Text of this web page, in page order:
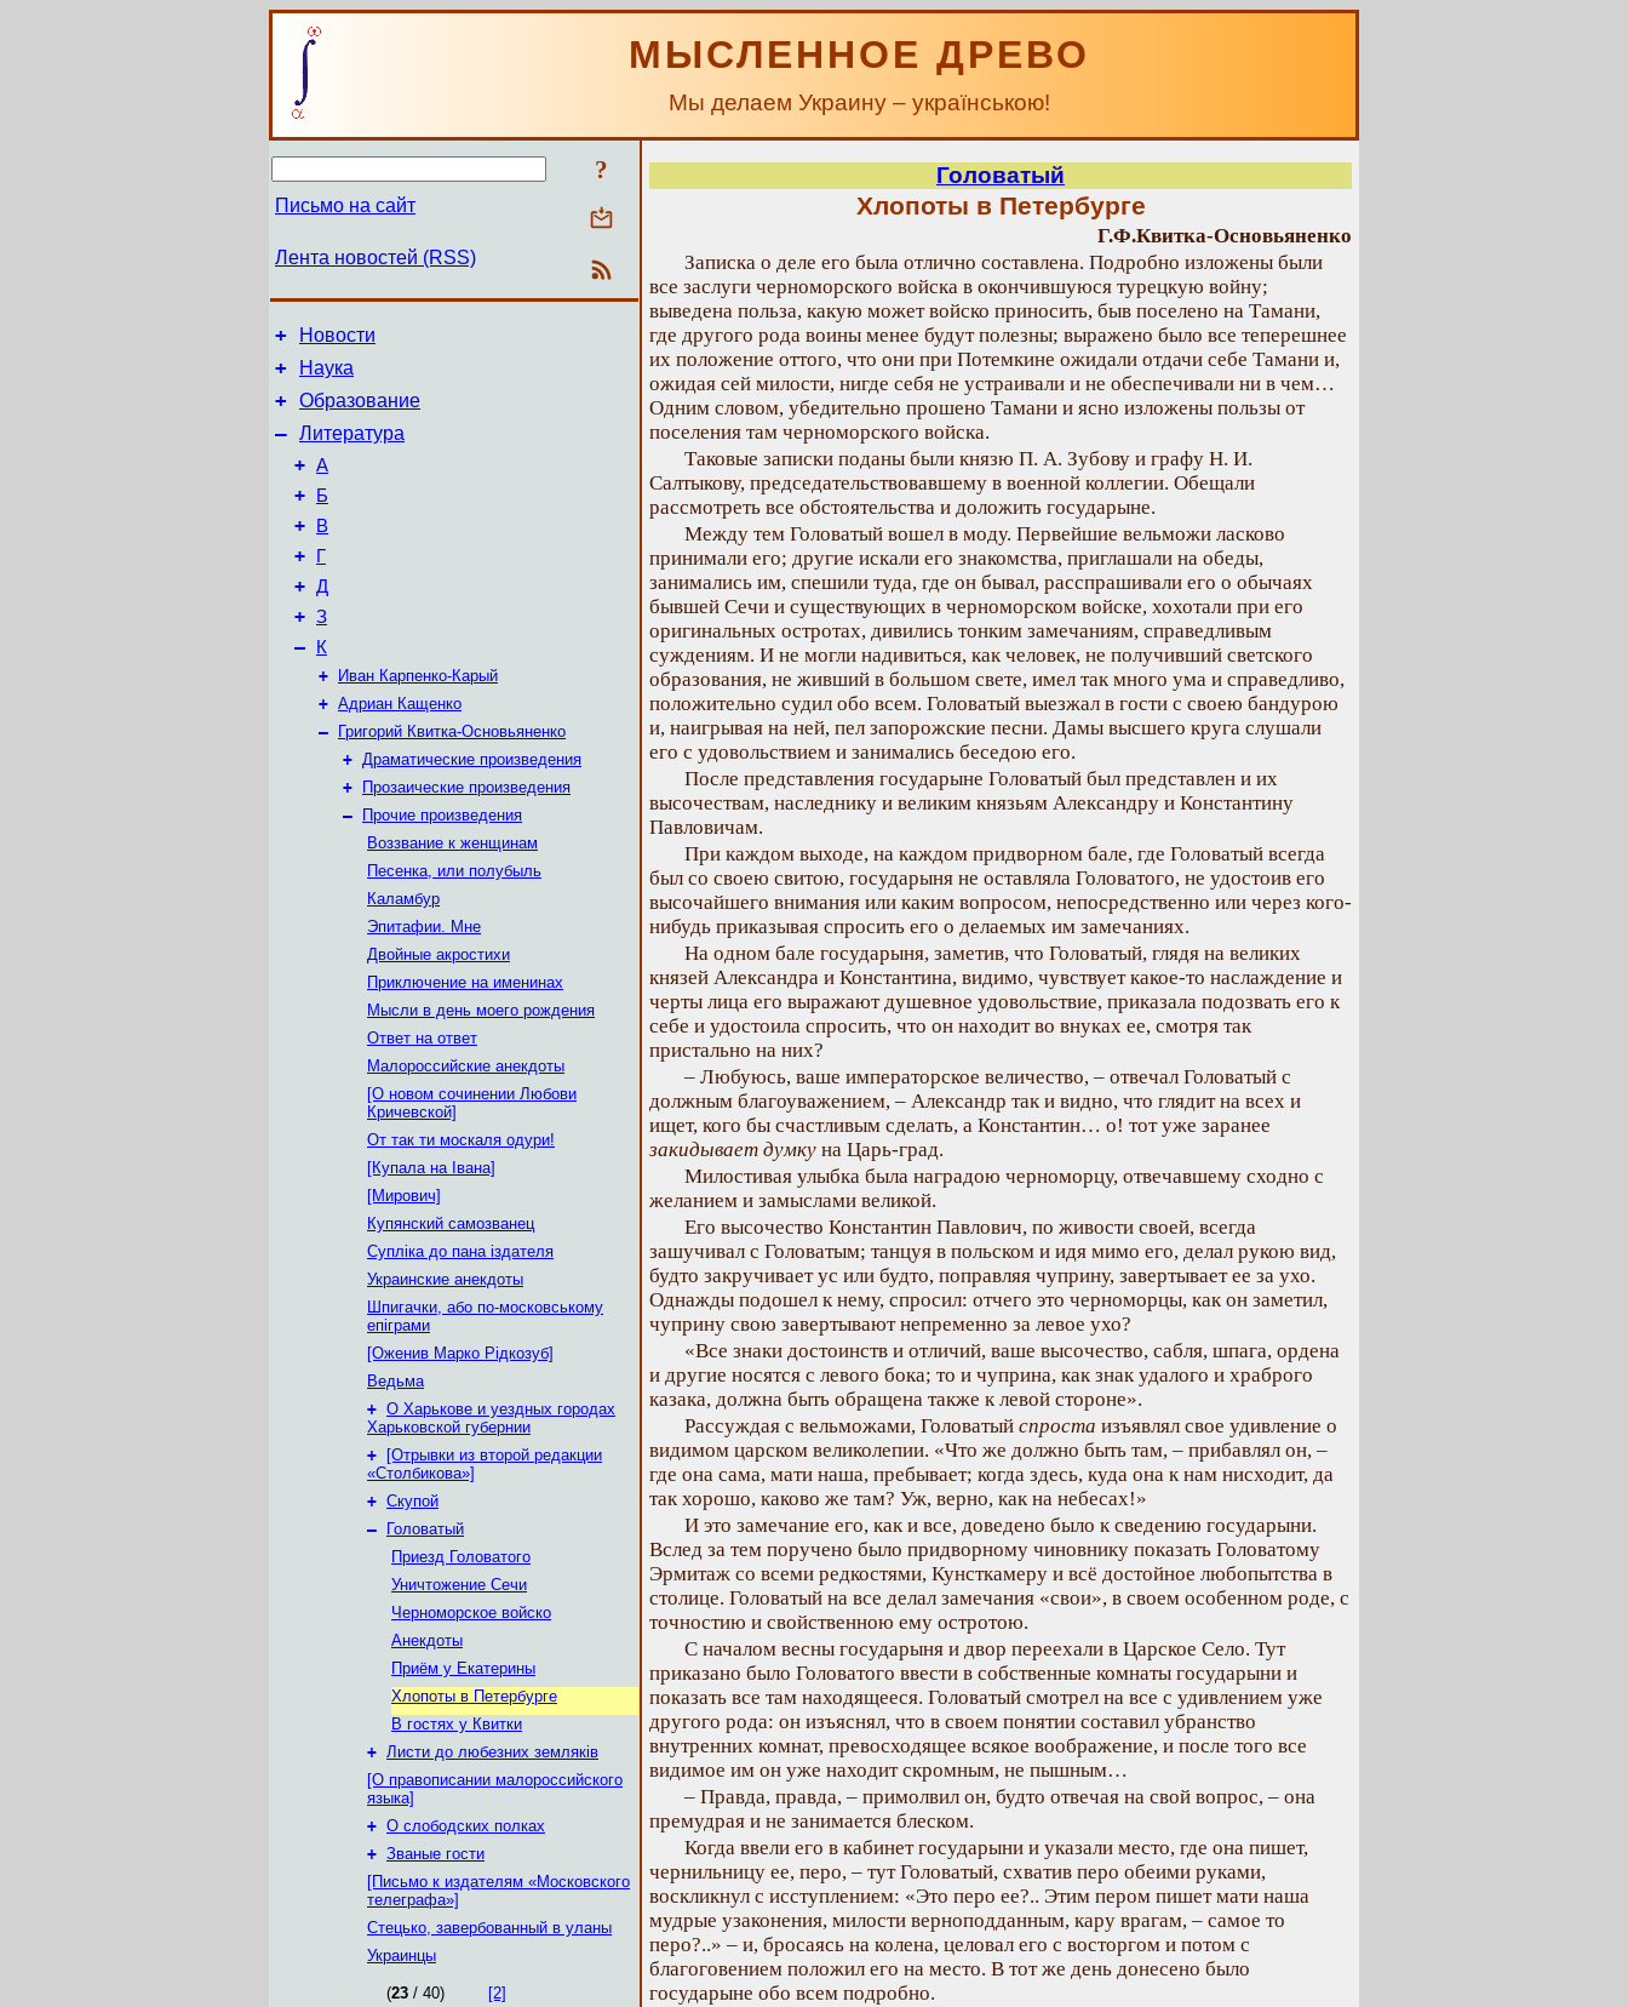
МЫСЛЕННОЕ ДРЕВО
Мы делаем Украину – українською!
?
Письмо на сайт
Лента новостей (RSS)
+ Новости
+ Наука
+ Образование
– Литература
+ А
+ Б
+ В
+ Г
+ Д
+ З
– К
+
Иван Карпенко-Карый
+ Адриан Кащенко
–
Григорий Квитка-Основьяненко
+ Драматические произведения
+
Прозаические произведения
–
Прочие произведения
Воззвание к женщинам
Песенка, или полубыль
Каламбур
Эпитафии. Мне
Двойные акростихи
Приключение на именинах
Мысли в день моего рождения
Ответ на ответ
Малороссийские анекдоты
[О новом сочинении Любови
Кричевской]
От так ти москаля одури!
[Купала на Івана]
[Мирович]
Купянский самозванец
Супліка до пана іздателя
Украинские анекдоты
Шпигачки, або по-московському
епіграми
[Оженив Марко Рідкозуб]
Ведьма
+ О Харькове и уездных городах
Харьковской губернии
+
[Отрывки из второй редакции
«Столбикова»]
+ Скупой
–
Головатый
Приезд Головатого
Уничтожение Сечи
Черноморское войско
Анекдоты
Приём у Екатерины
Хлопоты в Петербурге
В гостях у Квитки
+ Листи до любезних земляків
[О правописании малороссийского
языка]
+ О слободских полках
+ Званые гости
[Письмо к издателям «Московского
телеграфа»]
Стецько, завербованный в уланы
Украинцы
(23 / 40)
[2]
Головатый
Хлопоты в Петербурге
Г.Ф.Квитка-Основьяненко
Записка о деле его была отлично составлена. Подробно изложены были
все заслуги черноморского войска в окончившуюся турецкую войну;
выведена польза, какую может войско приносить, быв поселено на Тамани,
где другого рода воины менее будут полезны; выражено было все теперешнее
их положение оттого, что они при Потемкине ожидали отдачи себе Тамани и,
ожидая сей милости, нигде себя не устраивали и не обеспечивали ни в чем…
Одним словом, убедительно прошено Тамани и ясно изложены пользы от
поселения там черноморского войска.
Таковые записки поданы были князю П. А. Зубову и графу Н. И.
Салтыкову, председательствовавшему в военной коллегии. Обещали
рассмотреть все обстоятельства и доложить государыне.
Между тем Головатый вошел в моду. Первейшие вельможи ласково
принимали его; другие искали его знакомства, приглашали на обеды,
занимались им, спешили туда, где он бывал, расспрашивали его о обычаях
бывшей Сечи и существующих в черноморском войске, хохотали при его
оригинальных остротах, дивились тонким замечаниям, справедливым
суждениям. И не могли надивиться, как человек, не получивший светского
образования, не живший в большом свете, имел так много ума и справедливо,
положительно судил обо всем. Головатый выезжал в гости с своею бандурою
и, наигрывая на ней, пел запорожские песни. Дамы высшего круга слушали
его с удовольствием и занимались беседою его.
После представления государыне Головатый был представлен и их
высочествам, наследнику и великим князьям Александру и Константину
Павловичам.
При каждом выходе, на каждом придворном бале, где Головатый всегда
был со своею свитою, государыня не оставляла Головатого, не удостоив его
высочайшего внимания или каким вопросом, непосредственно или через кого-
нибудь приказывая спросить его о делаемых им замечаниях.
На одном бале государыня, заметив, что Головатый, глядя на великих
князей Александра и Константина, видимо, чувствует какое-то наслаждение и
черты лица его выражают душевное удовольствие, приказала подозвать его к
себе и удостоила спросить, что он находит во внуках ее, смотря так
пристально на них?
– Любуюсь, ваше императорское величество, – отвечал Головатый с
должным благоуважением, – Александр так и видно, что глядит на всех и
ищет, кого бы счастливым сделать, а Константин… о! тот уже заранее
закидывает думку на Царь-град.
Милостивая улыбка была наградою черноморцу, отвечавшему сходно с
желанием и замыслами великой.
Его высочество Константин Павлович, по живости своей, всегда
зашучивал с Головатым; танцуя в польском и идя мимо его, делал рукою вид,
будто закручивает ус или будто, поправляя чуприну, завертывает ее за ухо.
Однажды подошел к нему, спросил: отчего это черноморцы, как он заметил,
чуприну свою завертывают непременно за левое ухо?
«Все знаки достоинств и отличий, ваше высочество, сабля, шпага, ордена
и другие носятся с левого бока; то и чуприна, как знак удалого и храброго
казака, должна быть обращена также к левой стороне».
Рассуждая с вельможами, Головатый спроста изъявлял свое удивление о
видимом царском великолепии. «Что же должно быть там, – прибавлял он, –
где она сама, мати наша, пребывает; когда здесь, куда она к нам нисходит, да
так хорошо, каково же там? Уж, верно, как на небесах!»
И это замечание его, как и все, доведено было к сведению государыни.
Вслед за тем поручено было придворному чиновнику показать Головатому
Эрмитаж со всеми редкостями, Кунсткамеру и всё достойное любопытства в
столице. Головатый на все делал замечания «свои», в своем особенном роде, с
точностию и свойственною ему остротою.
С началом весны государыня и двор переехали в Царское Село. Тут
приказано было Головатого ввести в собственные комнаты государыни и
показать все там находящееся. Головатый смотрел на все с удивлением уже
другого рода: он изъяснял, что в своем понятии составил убранство
внутренних комнат, превосходящее всякое воображение, и после того все
видимое им он уже находит скромным, не пышным…
– Правда, правда, – примолвил он, будто отвечая на свой вопрос, – она
премудрая и не занимается блеском.
Когда ввели его в кабинет государыни и указали место, где она пишет,
чернильницу ее, перо, – тут Головатый, схватив перо обеими руками,
воскликнул с исступлением: «Это перо ее?.. Этим пером пишет мати наша
мудрые узаконения, милости верноподданным, кару врагам, – самое то
перо?..» – и, бросаясь на колена, целовал его с восторгом и потом с
благоговением положил его на место. В тот же день донесено было
государыне обо всем подробно.